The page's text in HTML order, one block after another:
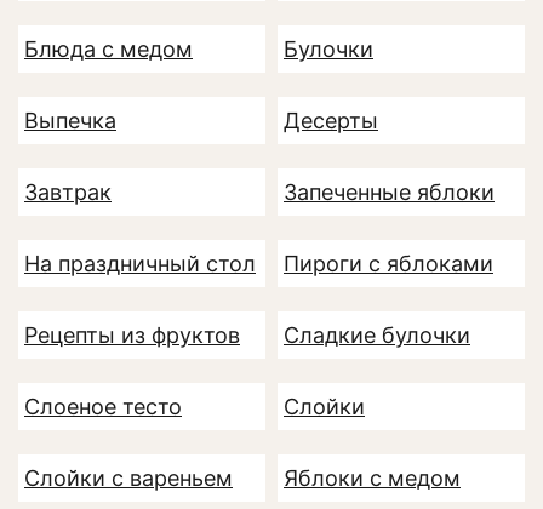
Блюда с медом Булочки
Выпечка Десерты
Завтрак Запеченные яблоки
На праздничный стол Пироги с яблоками
Рецепты из фруктов Сладкие булочки
Слоеное тесто Слойки
Слойки с вареньем Яблоки с медом